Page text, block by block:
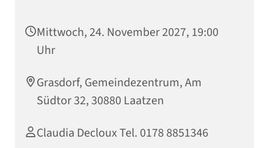
Mittwoch, 24. November 2027, 19:00
Uhr
Grasdorf, Gemeindezentrum, Am
Südtor 32, 30880 Laatzen
Claudia Decloux Tel. 0178 8851346